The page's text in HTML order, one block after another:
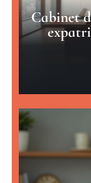
Cabinet